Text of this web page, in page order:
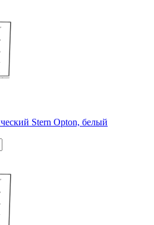
Stern Opton, белый